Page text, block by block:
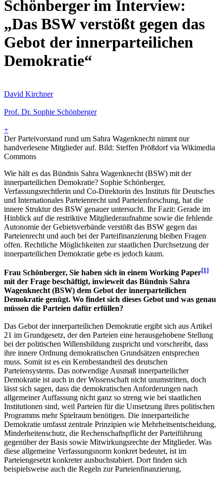
Schönberger im Interview:
„Das BSW verstößt gegen das
Gebot der innerparteilichen
Demokratie“
David Kirchner
Prof. Dr. Sophie Schönberger
+
Der Parteivorstand rund um Sahra Wagenknecht nimmt nur
handverlesene Mitglieder auf. Bild: Steffen Prößdorf via Wikimedia
Commons
Wie hält es das Bündnis Sahra Wagenknecht (BSW) mit der
innerparteilichen Demokratie? Sophie Schönberger,
Verfassungsrechtlerin und Co-Direktorin des Instituts für Deutsches
und Internationales Parteienrecht und Parteienforschung, hat die
innere Struktur des BSW genauer untersucht. Ihr Fazit: Gerade im
Hinblick auf die restriktive Mitgliederaufnahme sowie die fehlende
Autonomie der Gebietsverbände verstößt das BSW gegen das
Parteienrecht und auch bei der Parteifinanzierung bleiben Fragen
offen. Rechtliche Möglichkeiten zur staatlichen Durchsetzung der
innerparteilichen Demokratie gebe es jedoch kaum.
Frau Schönberger, Sie haben sich in einem Working Paper[1]
mit der Frage beschäftigt, inwieweit das Bündnis Sahra
Wagenknecht (BSW) dem Gebot der innerparteilichen
Demokratie genügt. Wo findet sich dieses Gebot und was genau
müssen die Parteien dafür erfüllen?
Das Gebot der innerparteilichen Demokratie ergibt sich aus Artikel
21 im Grundgesetz, der den Parteien eine herausgehobene Stellung
bei der politischen Willensbildung zuspricht und vorschreibt, dass
ihre innere Ordnung demokratischen Grundsätzen entsprechen
muss. Somit ist es ein Kernbestandteil des deutschen
Parteiensystems. Das notwendige Ausmaß innerparteilicher
Demokratie ist auch in der Wissenschaft nicht unumstritten, doch
lässt sich sagen, dass die demokratischen Anforderungen nach
allgemeiner Auffassung nicht ganz so streng wie bei staatlichen
Institutionen sind, weil Parteien für die Umsetzung ihres politischen
Programms mehr Spielraum benötigen. Die innerparteiliche
Demokratie umfasst zentrale Prinzipien wie Mehrheitsentscheidung,
Minderheitenschutz, die Rechenschaftspflicht der Parteiführung
gegenüber der Basis sowie Mitwirkungsrechte der Mitglieder. Was
diese allgemeine Verfassungsnorm konkret bedeutet, ist im
Parteiengesetzt konkreter ausbuchstabiert. Dort finden sich
beispielsweise auch die Regeln zur Parteienfinanzierung.